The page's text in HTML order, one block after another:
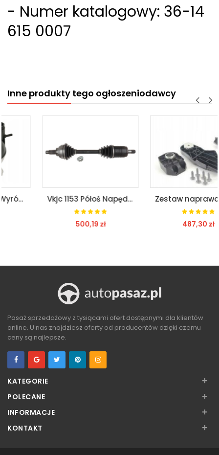
- Numer katalogowy: 36-14
615 0007
Inne produkty tego ogłoszeniodawcy
Vkjc 1153 Półoś Napędowa Przód L 60/579Mm Pasuje Do: Bmw 3 (E46)
500,19 zł
Zestaw naprawczy lampy przód Mercedes W117 CLA L P
487,30 zł
Pasaż sprzedażowy z tysiącami ofert dostępnymi dla klientów
online. U nas znajdziesz oferty od producentów dzięki czemu
ceny są najlepsze.
KATEGORIE +
POLECANE +
INFORMACJE +
KONTAKT +